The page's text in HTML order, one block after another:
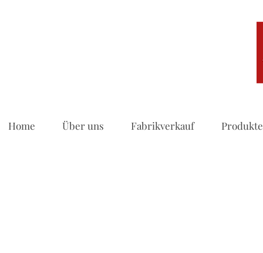
Home Über uns Fabrikverkauf Produkte